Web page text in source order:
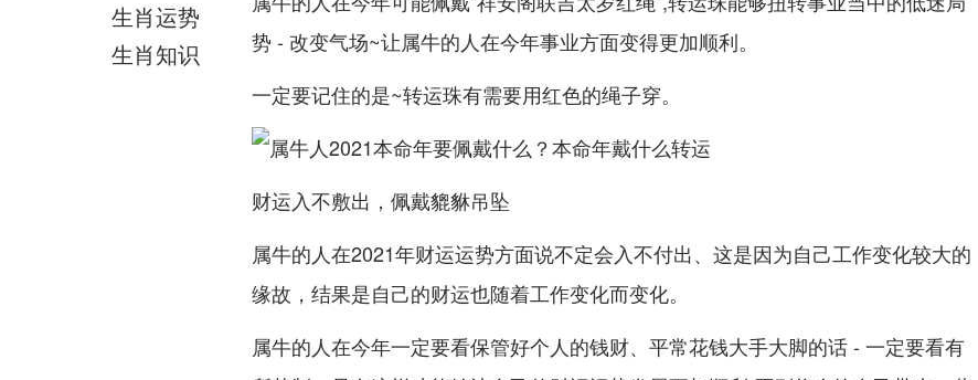
生肖运势
生肖知识
势 - 改变气场~让属牛的人在今年事业方面变得更加顺利。
一定要记住的是~转运珠有需要用红色的绳子穿。
财运入不敷出，佩戴貔貅吊坠
属牛的人在2021年财运运势方面说不定会入不付出、这是因为自己工作变化较大的
缘故，结果是自己的财运也随着工作变化而变化。
属牛的人在今年一定要看保管好个人的钱财、平常花钱大手大脚的话 - 一定要看有